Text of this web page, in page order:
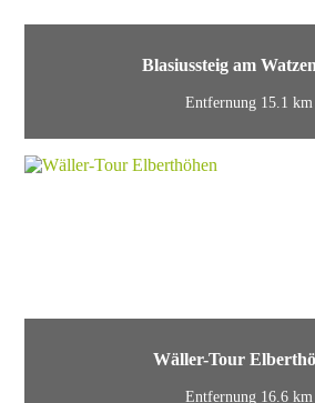
Blasiussteig am
Entfernung 15.1 km
Wäller-Tour
Entfernung 16.6 km